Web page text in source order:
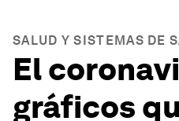
SALUD Y SISTEMAS DE
El
gráficos